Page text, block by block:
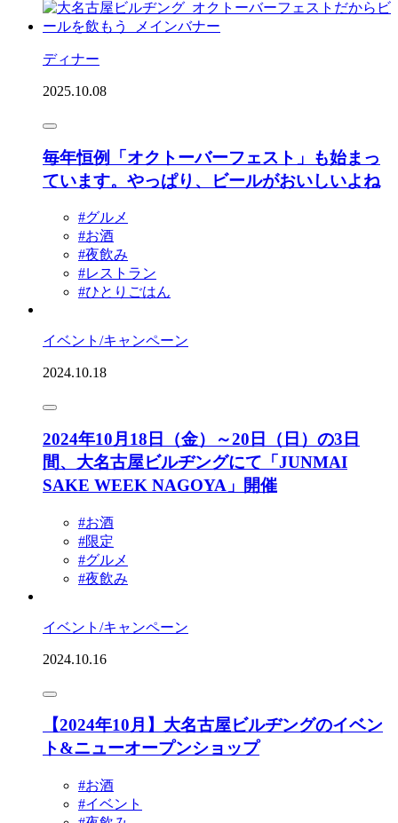
ディナー
2025.10.08
毎年恒例「オクトーバーフェスト」も始まっ
ています。やっぱり、ビールがおいしいよね
#グルメ
#お酒
#夜飲み
#レストラン
#ひとりごはん
イベント/キャンペーン
2024.10.18
2024年10月18日（金）～20日（日）の3日
間、大名古屋ビルヂングにて「JUNMAI
SAKE WEEK NAGOYA」開催
#お酒
#限定
#グルメ
#夜飲み
イベント/キャンペーン
2024.10.16
【2024年10月】大名古屋ビルヂングのイベン
ト&ニューオープンショップ
#お酒
#イベント